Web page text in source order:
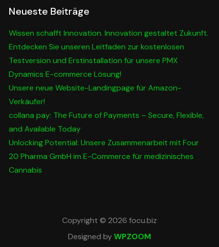
Neueste Beiträge
Wissen schafft Innovation. Innovation gestaltet Zukunft.
Entdecken Sie unseren Leitfaden zur kostenlosen
Testversion und Erstinstallation für unsere PMX
Dynamics E-commerce Lösung!
Unsere neue Website-Landingpage für Amazon-
Verkäufer!
collana pay: The Future of Payments – Secure, Flexible,
and Available Today
Unlocking Potential: Unsere Zusammenarbeit mit Four
20 Pharma GmbH im E-Commerce für medizinisches
Cannabis
Copyright © 2026 focu.biz
Designed byWPZOOM